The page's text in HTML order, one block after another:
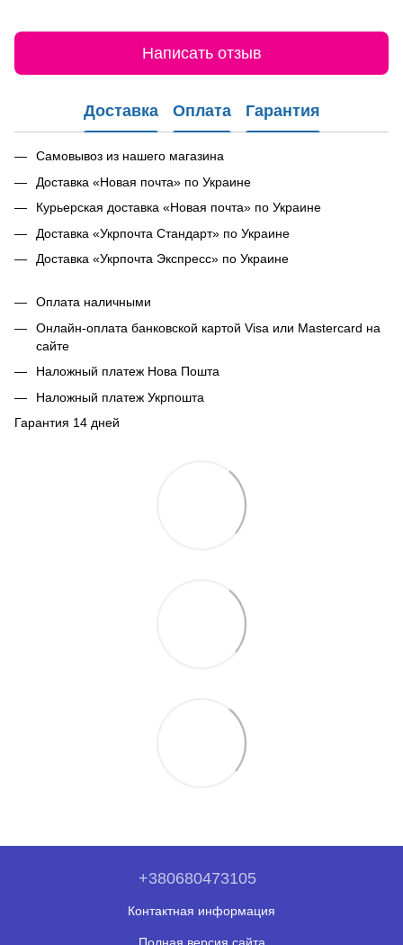
Написать отзыв
Доставка Оплата Гарантия
Самовывоз из нашего магазина
Доставка «Новая почта» по Украине
Курьерская доставка «Новая почта» по Украине
Доставка «Укрпочта Стандарт» по Украине
Доставка «Укрпочта Экспресс» по Украине
Оплата наличными
Онлайн-оплата банковской картой Visa или Mastercard на
сайте
Наложный платеж Нова Пошта
Наложный платеж Укрпошта
Гарантия 14 дней
+380680473105
Контактная информация